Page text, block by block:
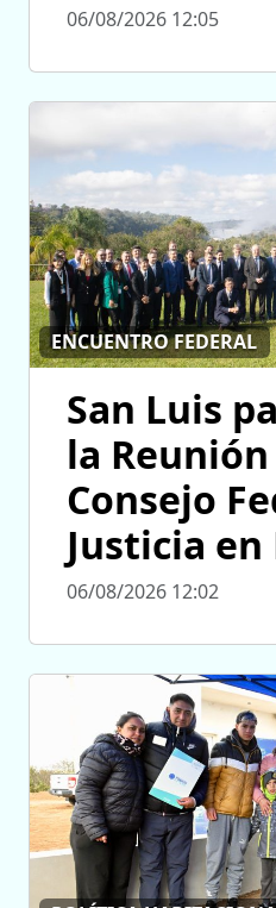
06/08/2026 12:05
ENCUENTRO FEDERAL
San Luis
la
Consejo
Justicia
06/08/2026 12:02